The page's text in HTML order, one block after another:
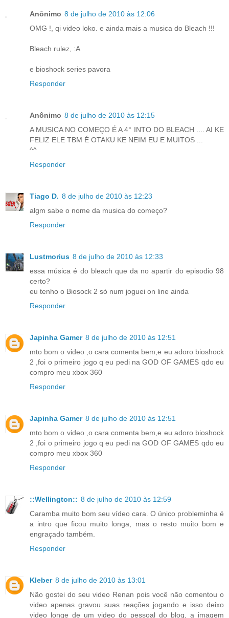
Anônimo 8 de julho de 2010 às 12:06
OMG !, qi video loko. e ainda mais a musica do Bleach !!!
Bleach rulez, :A
e bioshock series pavora
Responder
Anônimo 8 de julho de 2010 às 12:15
A MUSICA NO COMEÇO É A 4° INTO DO BLEACH .... AI KE
FELIZ ELE TBM É OTAKU KE NEIM EU E MUITOS ...
^^
Responder
Tiago D. 8 de julho de 2010 às 12:23
algm sabe o nome da musica do começo?
Responder
Lustmorius 8 de julho de 2010 às 12:33
essa música é do bleach que da no apartir do episodio 98
certo?
eu tenho o Biosock 2 só num joguei on line ainda
Responder
Japinha Gamer 8 de julho de 2010 às 12:51
mto bom o video ,o cara comenta bem,e eu adoro bioshock
2 ,foi o primeiro jogo q eu pedi na GOD OF GAMES qdo eu
compro meu xbox 360
Responder
Japinha Gamer 8 de julho de 2010 às 12:51
mto bom o video ,o cara comenta bem,e eu adoro bioshock
2 ,foi o primeiro jogo q eu pedi na GOD OF GAMES qdo eu
compro meu xbox 360
Responder
::Wellington:: 8 de julho de 2010 às 12:59
Caramba muito bom seu vídeo cara. O único probleminha é
a intro que ficou muito longa, mas o resto muito bom e
engraçado também.
Responder
Kleber 8 de julho de 2010 às 13:01
Não gostei do seu video Renan pois você não comentou o
video apenas gravou suas reações jogando e isso deixo
video longe de um video do pessoal do blog, a imagem